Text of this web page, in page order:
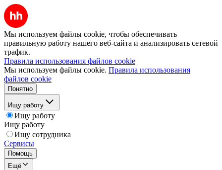
Мы используем файлы cookie, чтобы обеспечивать
правильную работу нашего веб-сайта и анализировать сетевой
трафик.
Правила использования файлов cookie
Мы используем файлы cookie. Правила использования
файлов cookie
Понятно
Ищу работу
Ищу работу
Ищу работу
Ищу сотрудника
Сервисы
Помощь
Ещё